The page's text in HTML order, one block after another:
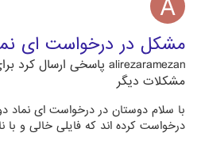
مشکل در درخواست ای
alirezaramezan پاسخی ارسال کرد
مشکلات دیگر